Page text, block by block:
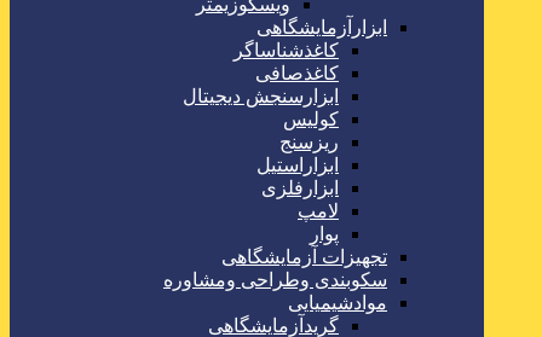
ویسکوزیمتر
ابزارآزمایشگاهی
کاغذشناساگر
کاغذصافی
ابزارسنجش دیجیتال
کولیس
ریزسنج
ابزاراستیل
ابزارفلزی
لامپ
پوار
تجهیزات آزمایشگاهی
سکوبندی وطراحی ومشاوره
موادشیمیایی
گریدآزمایشگاهی